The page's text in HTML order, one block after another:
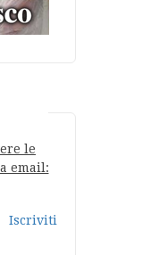
le
email:
Iscriviti